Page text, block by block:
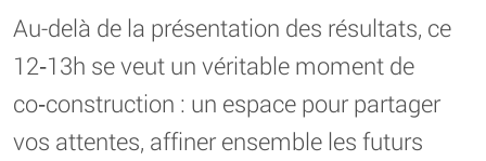
Au-delà de la présentation des résultats, ce
12‑13h se veut un véritable moment de
co‑construction : un espace pour partager
vos attentes, affiner ensemble les futurs